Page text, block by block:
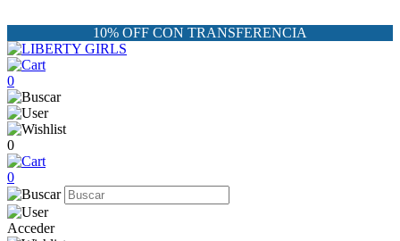
10% OFF CON TRANSFERENCIA
0
0
0
Acceder